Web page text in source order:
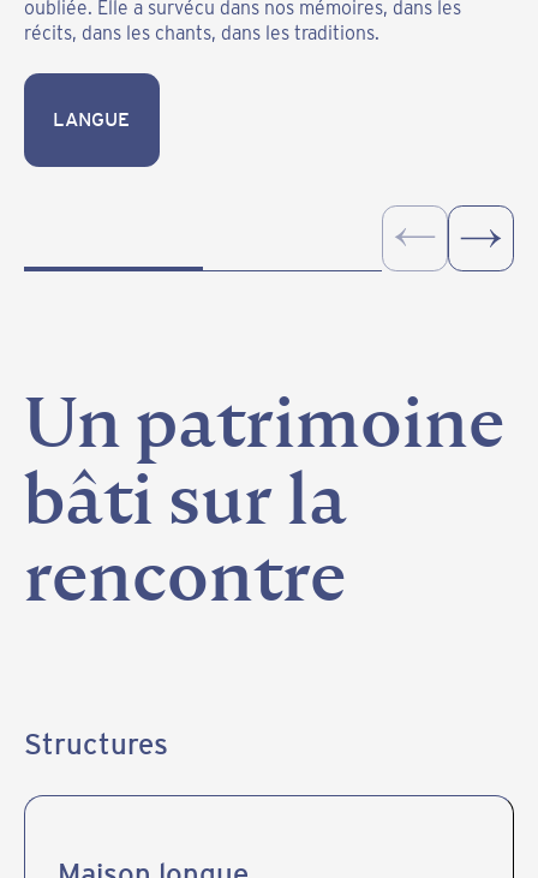
oubliée. Elle a survécu dans nos mémoires, dans les
récits, dans les chants, dans les traditions.
LANGUE
LANGUE
d’affirmation identitaire et un hommage à nos ancêtres.
LANGUE
Unpatrimoine
bâti surla
rencontre
Structures